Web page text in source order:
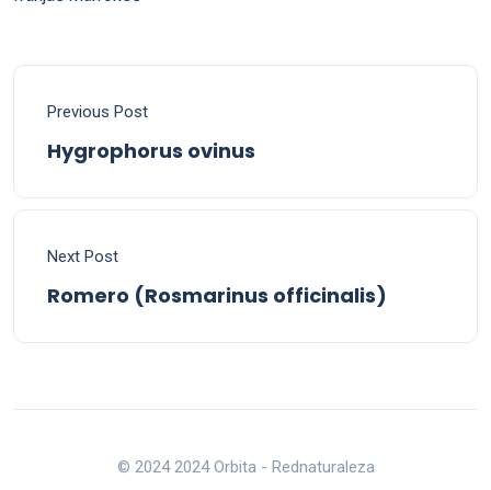
Previous Post
Hygrophorus ovinus
Next Post
Romero (Rosmarinus officinalis)
© 2024 2024 Orbita - Rednaturaleza